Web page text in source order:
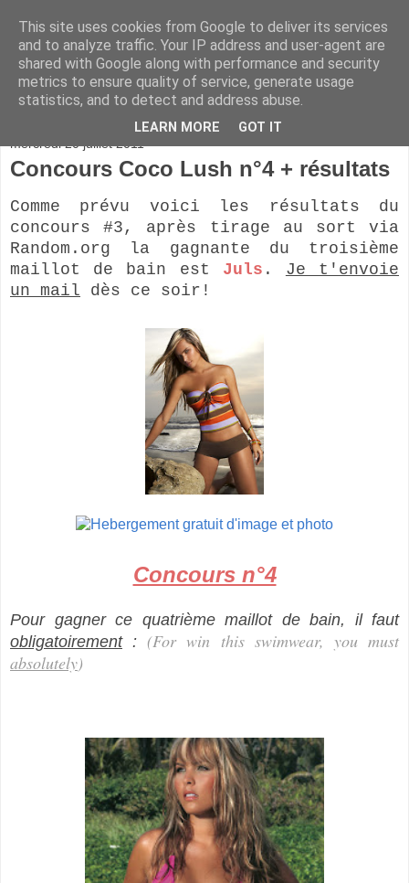
mercredi 20 juillet 2011
Concours Coco Lush n°4 + résultats
Comme prévu voici les résultats du
concours #3, après tirage au sort via
Random.org la gagnante du troisième
maillot de bain est Juls . Je t'envoie
un mail dès ce soir!
Concours n°4
Pour gagner ce quatrième maillot de bain, il faut
obligatoirement: (For win this swimwear, you must
absolutely)
This site uses cookies from Google to deliver its services
and to analyze traffic. Your IP address and user-agent are
shared with Google along with performance and security
metrics to ensure quality of service, generate usage
statistics, and to detect and address abuse.
LEARN MORE GOT IT